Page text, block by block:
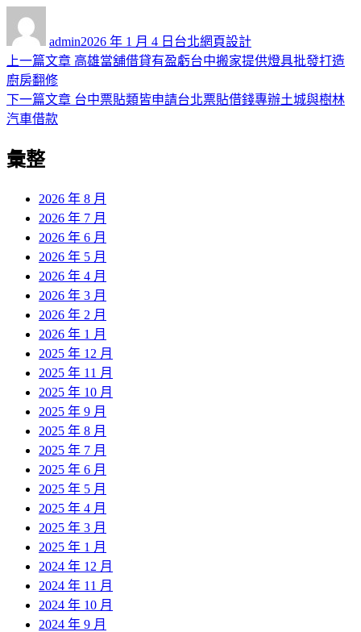
admin佈
日
2026 年 1 月 4 日 類
台北網頁設計
文
章
導
覽
上一篇文章 上
篇
高雄當舖借貸有盈虧台中搬家提供燈具批發打造
廚房翻修
下一篇文章 下
台中票貼類皆申請台北票貼借錢專辦土城與樹林
汽車借款
彙整
2026 年 8 月
2026 年 7 月
2026 年 6 月
2026 年 5 月
2026 年 4 月
2026 年 3 月
2026 年 2 月
2026 年 1 月
2025 年 12 月
2025 年 11 月
2025 年 10 月
2025 年 9 月
2025 年 8 月
2025 年 7 月
2025 年 6 月
2025 年 5 月
2025 年 4 月
2025 年 3 月
2025 年 1 月
2024 年 12 月
2024 年 11 月
2024 年 10 月
2024 年 9 月